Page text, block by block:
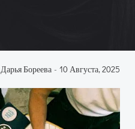
Дарья Бореева - 10 Августа, 2025